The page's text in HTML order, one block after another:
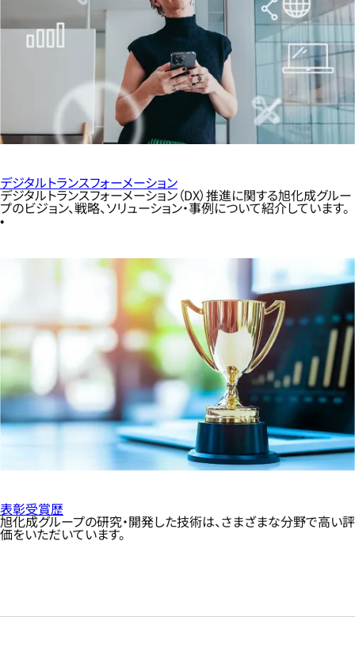
デジタルトランスフォーメーション
デジタルトランスフォーメーション（DX）推進に関する旭化成グルー
プのビジョン、戦略、ソリューション・事例について紹介しています。
表彰受賞歴
旭化成グループの研究・開発した技術は、さまざまな分野で高い評
価をいただいています。